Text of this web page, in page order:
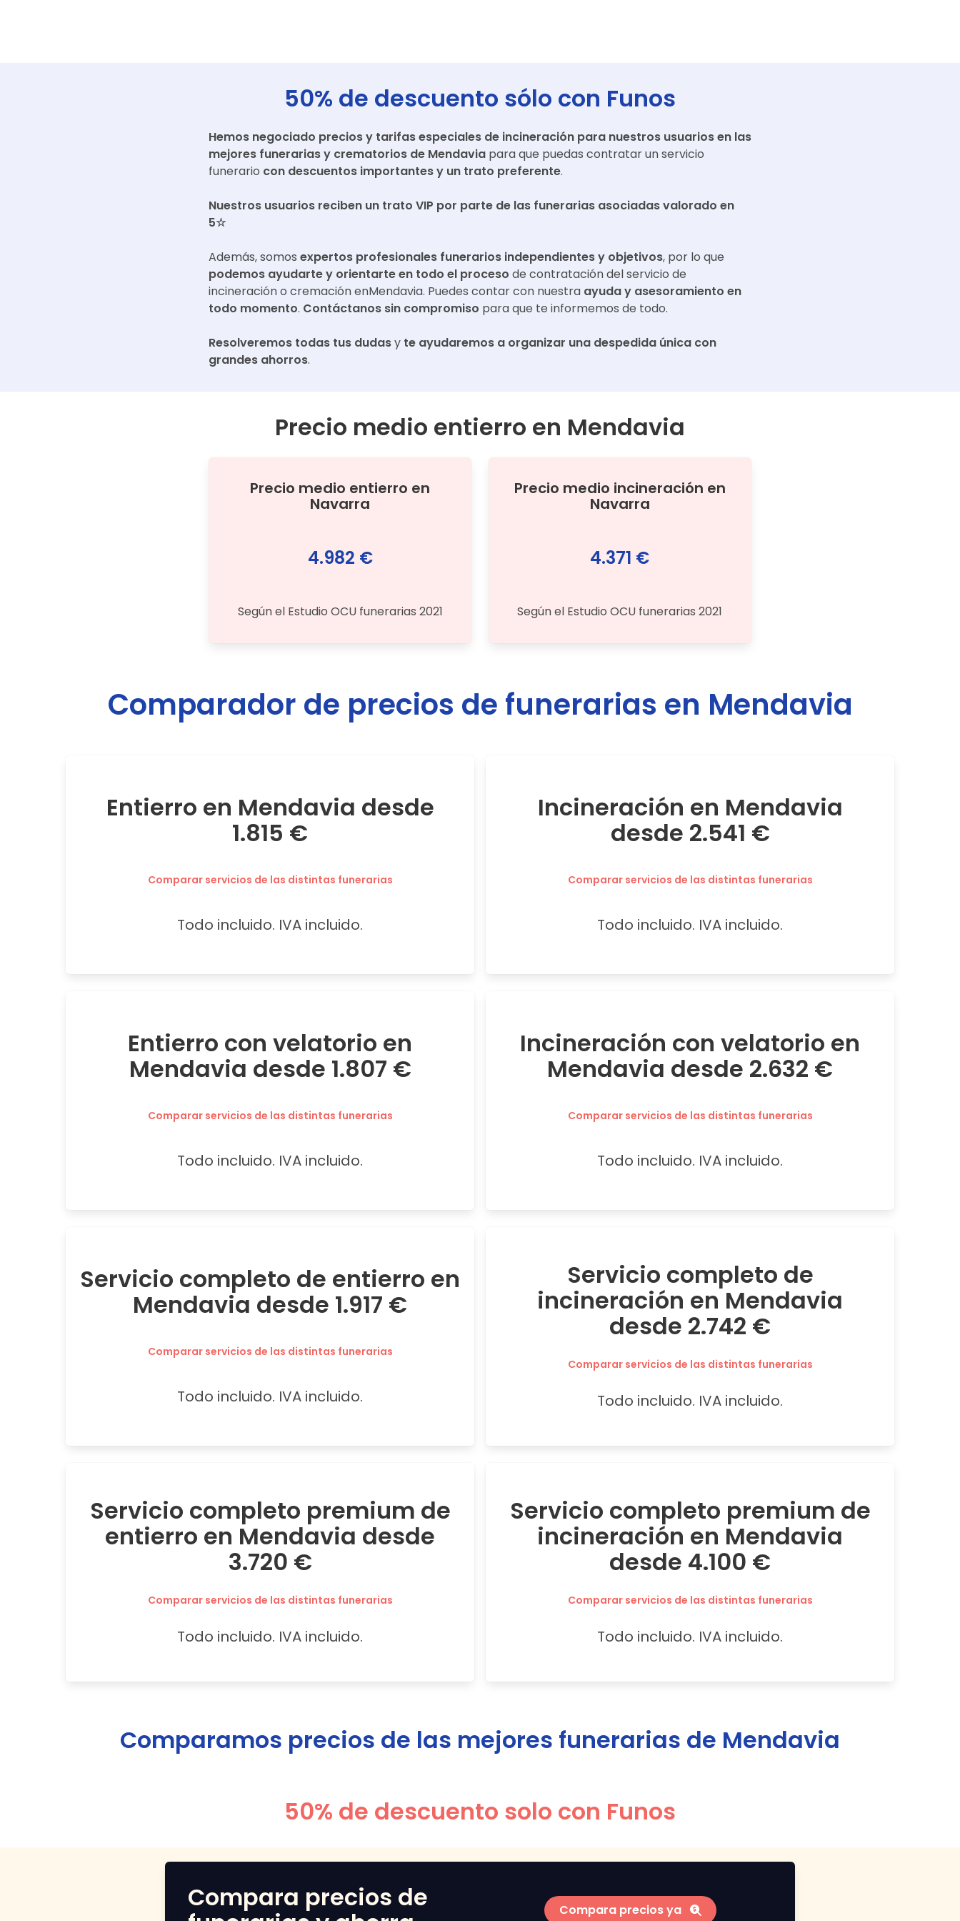
50% de descuento sólo con Funos
Hemos negociado precios y tarifas especiales de incineración para nuestros usuarios en las
mejores funerarias y crematorios de Mendavia para que puedas contratar un servicio
funerario con descuentos importantes y un trato preferente.
Nuestros usuarios reciben un trato VIP por parte de las funerarias asociadas valorado en
5☆
Además, somos expertos profesionales funerarios independientes y objetivos, por lo que
podemos ayudarte y orientarte en todo el proceso de contratación del servicio de
incineración o cremación enMendavia. Puedes contar con nuestra ayuda y asesoramiento en
todo momento. Contáctanos sin compromiso para que te informemos de todo.
Resolveremos todas tus dudasy te ayudaremos a organizar una despedida única con
grandes ahorros.
Precio medio entierro en Mendavia
Precio medio entierro en
Navarra
4.982 €
Según el Estudio OCU funerarias 2021
Precio medio incineración en
Navarra
4.371 €
Según el Estudio OCU funerarias 2021
Comparador de precios de funerarias en Mendavia
Entierro en Mendavia desde
1.815 €
Comparar servicios de las distintas funerarias
Todo incluido. IVA incluido.
Incineración en Mendavia
desde 2.541 €
Comparar servicios de las distintas funerarias
Todo incluido. IVA incluido.
Entierro con velatorio en
Mendavia desde 1.807 €
Comparar servicios de las distintas funerarias
Todo incluido. IVA incluido.
Incineración con velatorio en
Mendavia desde 2.632 €
Comparar servicios de las distintas funerarias
Todo incluido. IVA incluido.
Servicio completo de entierro en
Mendavia desde 1.917 €
Comparar servicios de las distintas funerarias
Todo incluido. IVA incluido.
Servicio completo de
incineración en Mendavia
desde 2.742 €
Comparar servicios de las distintas funerarias
Todo incluido. IVA incluido.
Servicio completo premium de
entierro en Mendavia desde
3.720 €
Comparar servicios de las distintas funerarias
Todo incluido. IVA incluido.
Servicio completo premium de
incineración en Mendavia
desde 4.100 €
Comparar servicios de las distintas funerarias
Todo incluido. IVA incluido.
Comparamos precios de las mejores funerarias de Mendavia
50% de descuento solo con Funos
Compara precios de
Compara precios ya